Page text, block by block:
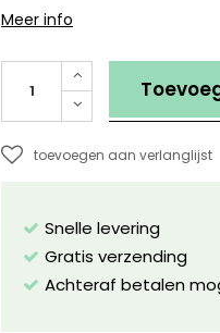
Meer info
toevoegen aan verlanglijst
Snelle levering
Gratis verzending
Achteraf betalen